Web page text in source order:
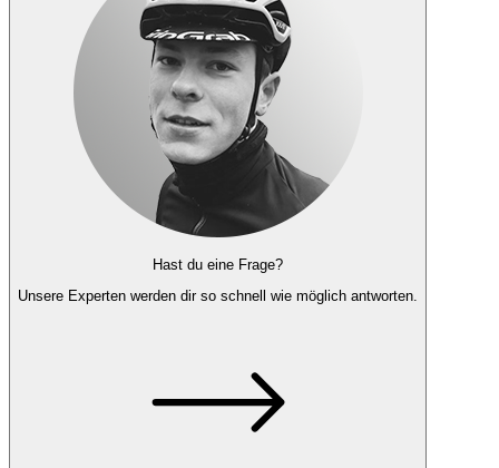
Hast du eine Frage?
Unsere Experten werden dir so schnell wie möglich antworten.